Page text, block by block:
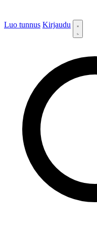
Luo tunnus Kirjaudu